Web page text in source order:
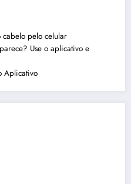
pelo celular
Use o aplicativo e
Aplicativo